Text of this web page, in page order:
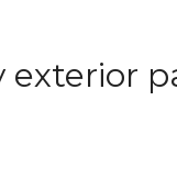
exterior